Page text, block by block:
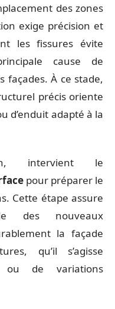
des zones
exige précision et
les fissures évite
cause de
façades. À ce stade,
précis oriente
d’enduit adapté à la
intervient le
pour préparer le
Cette étape assure
des nouveaux
la façade
qu’il s’agisse
ou de variations